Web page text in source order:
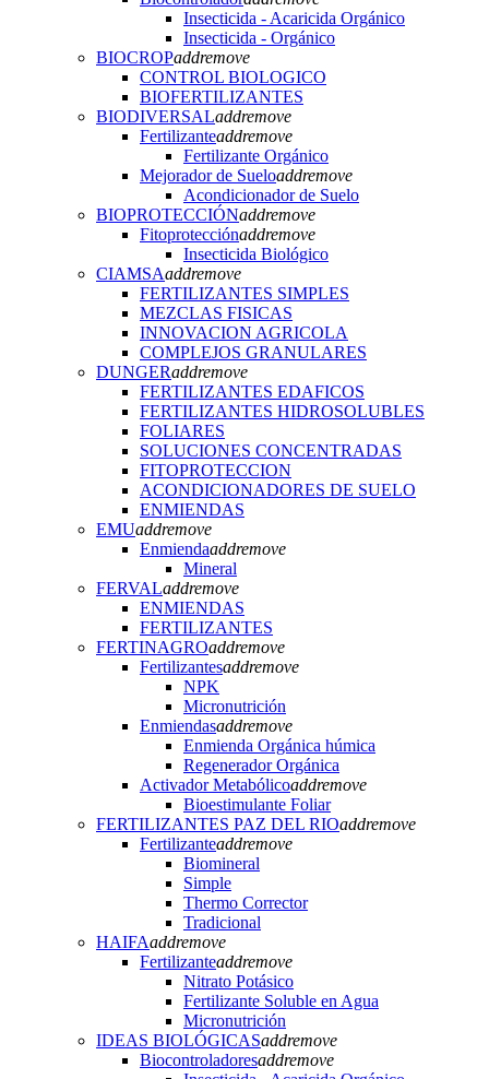
Insecticida - Acaricida Orgánico
Insecticida - Orgánico
BIOCROPaddremove
CONTROL BIOLOGICO
BIOFERTILIZANTES
BIODIVERSALaddremove
Fertilizanteaddremove
Fertilizante Orgánico
Mejorador de Sueloaddremove
Acondicionador de Suelo
BIOPROTECCIÓNaddremove
Fitoprotecciónaddremove
Insecticida Biológico
CIAMSAaddremove
FERTILIZANTES SIMPLES
MEZCLAS FISICAS
INNOVACION AGRICOLA
COMPLEJOS GRANULARES
DUNGERaddremove
FERTILIZANTES EDAFICOS
FERTILIZANTES HIDROSOLUBLES
FOLIARES
SOLUCIONES CONCENTRADAS
FITOPROTECCION
ACONDICIONADORES DE SUELO
ENMIENDAS
EMUaddremove
Enmiendaaddremove
Mineral
FERVALaddremove
ENMIENDAS
FERTILIZANTES
FERTINAGROaddremove
Fertilizantesaddremove
NPK
Micronutrición
Enmiendasaddremove
Enmienda Orgánica húmica
Regenerador Orgánica
Activador Metabólicoaddremove
Bioestimulante Foliar
FERTILIZANTES PAZ DEL RIOaddremove
Fertilizanteaddremove
Biomineral
Simple
Thermo Corrector
Tradicional
HAIFAaddremove
Fertilizanteaddremove
Nitrato Potásico
Fertilizante Soluble en Agua
Micronutrición
IDEAS BIOLÓGICASaddremove
Biocontroladoresaddremove